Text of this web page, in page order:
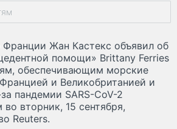
Жан Кастекс объявил об
помощи» Brittany Ferries
обеспечивающим морские
и Великобританией и
пандемии SARS-CoV-2
вторник, 15 сентября,
Reuters.